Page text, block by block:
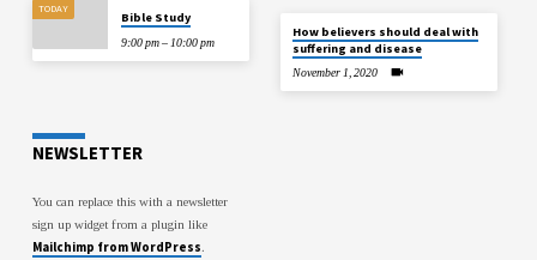
TODAY
Bible Study
9:00 pm – 10:00 pm
How believers should deal with
suffering and disease
November 1, 2020
NEWSLETTER
You can replace this with a newsletter
sign up widget from a plugin like
Mailchimp from WordPress.